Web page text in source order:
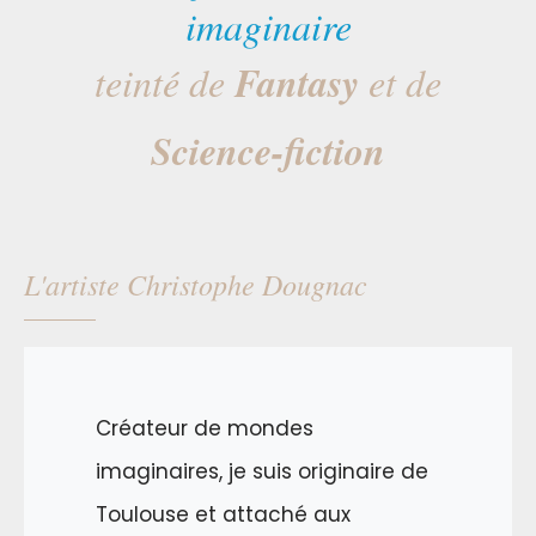
imaginaire
teinté deFantasy et de
Science-fiction
L'artiste Christophe Dougnac
Créateur de mondes
imaginaires, je suis originaire de
Toulouse et attaché aux